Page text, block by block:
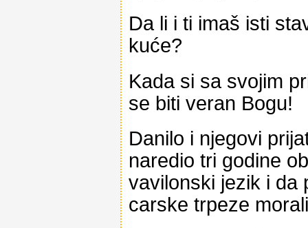
Da li i ti imaš isti
kuće?
Kada si sa svojim
se biti veran Bogu!
Danilo i njegovi
naredio tri godine
vavilonski jezik i da
carske trpeze